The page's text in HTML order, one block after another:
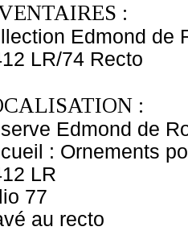
:
Edmond de
LR/74 Recto
:
Edmond de
: Ornements
LR
77
au recto